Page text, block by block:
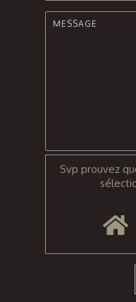
Svp prouvez